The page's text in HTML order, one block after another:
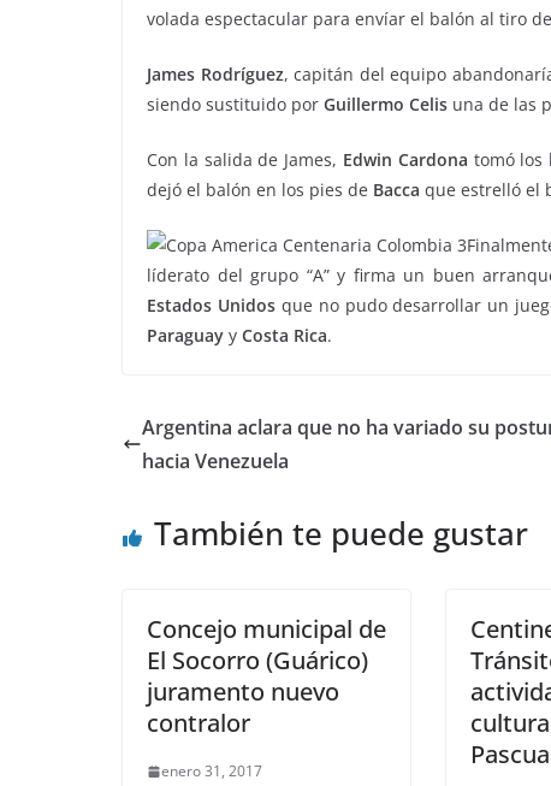
volada espectacular para envíar el balón al tiro
James Rodríguez, capitán del equipo
siendo sustituido por Guillermo Celis una de las
Con la salida de James, Edwin Cardona tomó los
dejó el balón en los pies de Bacca que estrelló el
líderato del grupo “A” y firma un buen
Estados Unidosque no pudo desarrollar un
Paraguay y Costa Rica.
Argentina aclara que no ha variado su
hacia Venezuela
También te puede gustar
Concejo municipal de
El Socorro (Guárico)
juramento nuevo
contralor
enero 31, 2017
Pascua